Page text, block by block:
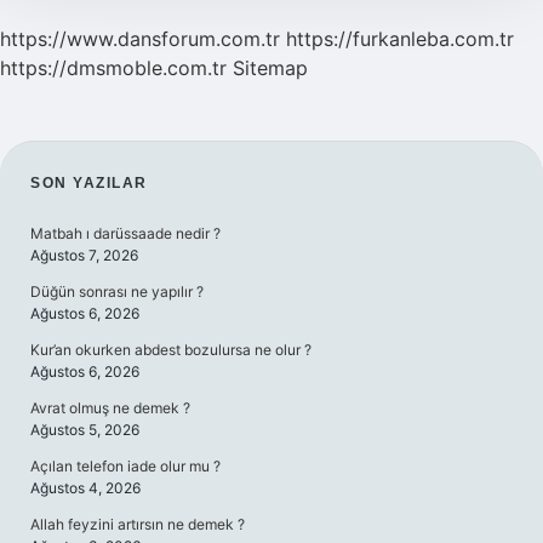
https://www.dansforum.com.tr https://furkanleba.com.tr
https://dmsmoble.com.tr Sitemap
SIDEBAR
SON YAZILAR
Matbah ı darüssaade nedir ?
Ağustos 7, 2026
Düğün sonrası ne yapılır ?
Ağustos 6, 2026
Kur’an okurken abdest bozulursa ne olur ?
Ağustos 6, 2026
Avrat olmuş ne demek ?
Ağustos 5, 2026
Açılan telefon iade olur mu ?
Ağustos 4, 2026
Allah feyzini artırsın ne demek ?